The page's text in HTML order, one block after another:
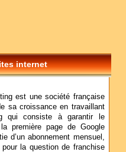
internet
est une société française
sa croissance en travaillant
qui consiste à garantir le
première page de Google
d’un abonnement mensuel,
la question de franchise